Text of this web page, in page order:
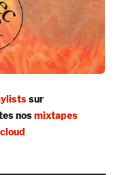
sur
nosmixtapes